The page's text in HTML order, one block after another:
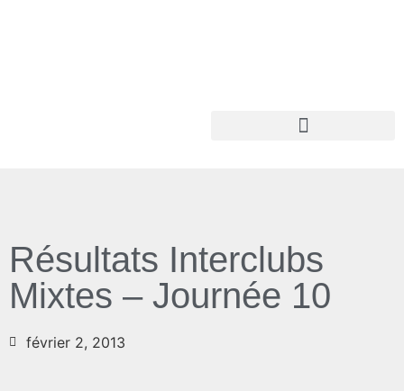
Résultats Interclubs
Mixtes – Journée 10
février 2, 2013